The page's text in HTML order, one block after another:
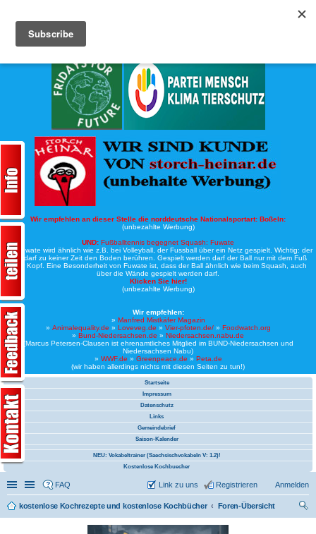
Wir empfehlen an dieser Stelle die norddeutsche Nationalsportart: Boßeln:
(unbezahlte Werbung)
UND: Fußballtennis begegnet Squash: Fuwate
Bei Fuwate wird ähnlich wie z.B. bei Volleyball, der Fussball über ein Netz gespielt. Wichtig: der
Ball darf zu keiner Zeit den Boden berühren. Gespielt werden darf der Ball nur mit dem Fuß
oder Kopf. Eine Besonderheit von Fuwate ist, dass der Ball ähnlich wie beim Squash, auch
über die Wände gespielt werden darf.
Klicken Sie hier!
(unbezahlte Werbung)
Wir empfehlen:
» Manfred Mistkäfer Magazin
» Animalequality.de » Loveveg.de » Vier-pfoten.de/» Foodwatch.org
» Bund-Niedersachsen.de » Niedersachsen.nabu.de
(Marcus Petersen-Clausen ist ehrenamtliches Mitglied im BUND-Niedersachsen und
Niedersachsen Nabu)
» WWF.de » Greenpeace.de » Peta.de
(wir haben allerdings nichts mit diesen Seiten zu tun!)
Startseite
Impressum
Datenschutz
Links
Gemeindebrief
Saison-Kalender
NEU: Vokabeltrainer (Saechsischvokabeln V: 1.2)!
Kostenlose Kochbuecher
Schnellzugriff
Linkliste
FAQ Anmelden
Registrieren
Link zu uns
kostenlose Kochrezepte und kostenlose Kochbücher
Foren-Übersicht